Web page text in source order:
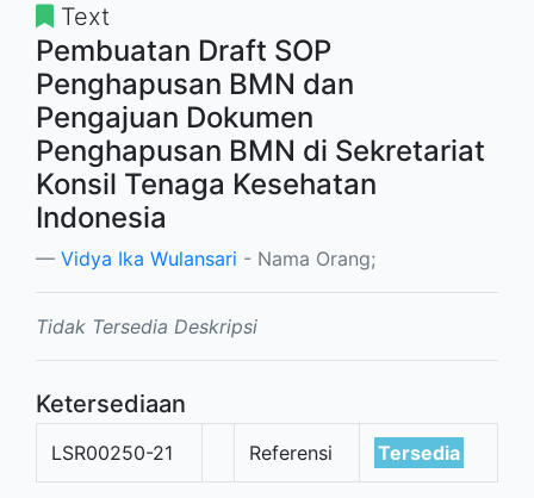
Text
Pembuatan Draft SOP
Penghapusan BMN dan
Pengajuan Dokumen
Penghapusan BMN di Sekretariat
Konsil Tenaga Kesehatan
Indonesia
Vidya Ika Wulansari - Nama Orang;
Tidak Tersedia Deskripsi
Ketersediaan
LSR00250-21 Referensi Tersedia